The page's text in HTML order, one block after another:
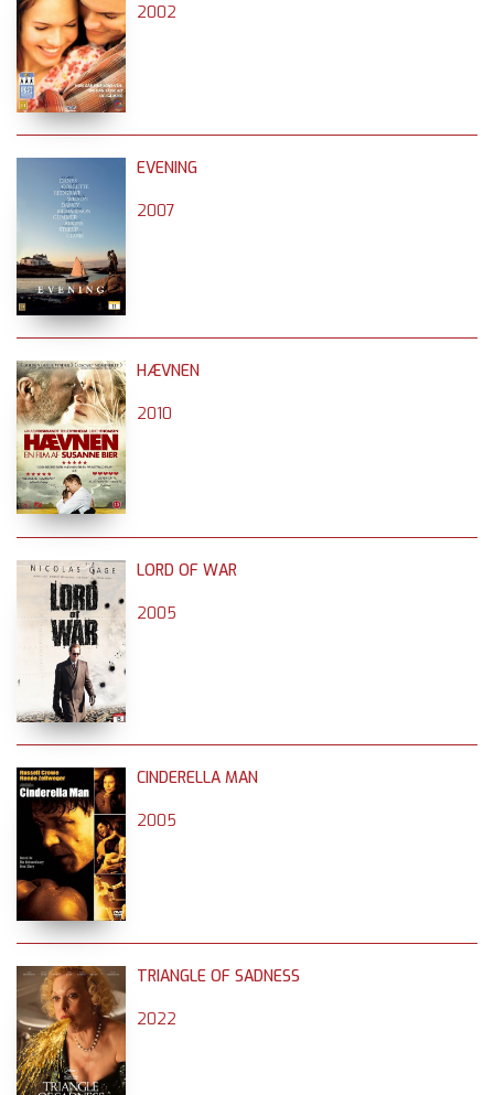
2002
EVENING
2007
HÆVNEN
2010
LORD OF WAR
2005
CINDERELLA MAN
2005
TRIANGLE OF SADNESS
2022